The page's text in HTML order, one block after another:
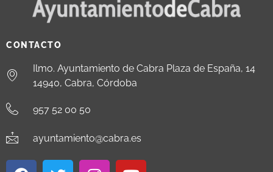
CONTACTO
Ilmo. Ayuntamiento de Cabra Plaza de España, 14
14940, Cabra, Córdoba
957 52 00 50
ayuntamiento@cabra.es